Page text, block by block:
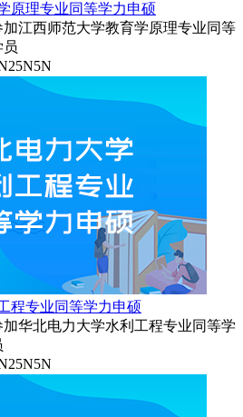
原理专业同等学力申硕
江西师范大学教育学原理专业同等
员
程专业同等学力申硕
华北电力大学水利工程专业同等学